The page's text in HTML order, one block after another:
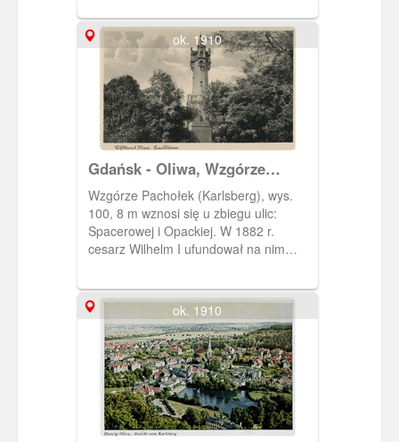
(ob. katolicki kościół Królowej Korony
Polskiej, którego gospodarzami są
cystersi).
ok. 1910
Gdańsk - Oliwa, Wzgórze
Pachołek (Karlsberg)
Wzgórze Pachołek (Karlsberg), wys.
100, 8 m wznosi się u zbiegu ulic:
Spacerowej i Opackiej. W 1882 r.
cesarz Wilhelm I ufundował na nim
widokowego. Wieża ta została
wysadzona przez wojska niemieckie 23
III 1945 r. W 1975 r. ustawiono w jej
miejsce wieżę z żeliwnej konstrukcji
(zmodernizowana w 2009 r.).
ok. 1910